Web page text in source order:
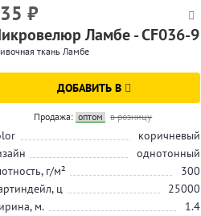
₽
Ламбе - CF036-9
ткань Ламбе
ДОБАВИТЬ В
Продажа: оптом в розницу
коричневый
однотонный
г/м²
300
ц
25000
м.
1.4